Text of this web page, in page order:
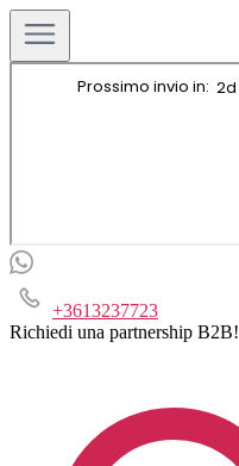
+3613237723
Richiedi una partnership B2B!